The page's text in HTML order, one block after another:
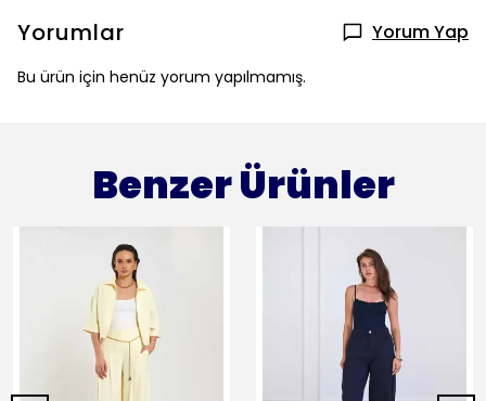
Yorumlar Yorum Yap
Bu ürün için henüz yorum yapılmamış.
Benzer Ürünler